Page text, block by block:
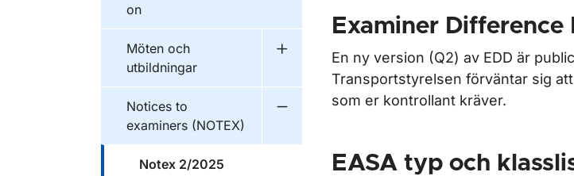
on
Möten och
utbildningar
Undermeny för Möten och utbildningar
Notices to
examiners (NOTEX)
Notex 2/2025
Examiner Difference
En ny version (Q2) av EDD är
Transportstyrelsen förväntar sig
som er kontrollant kräver.
EASA typ och